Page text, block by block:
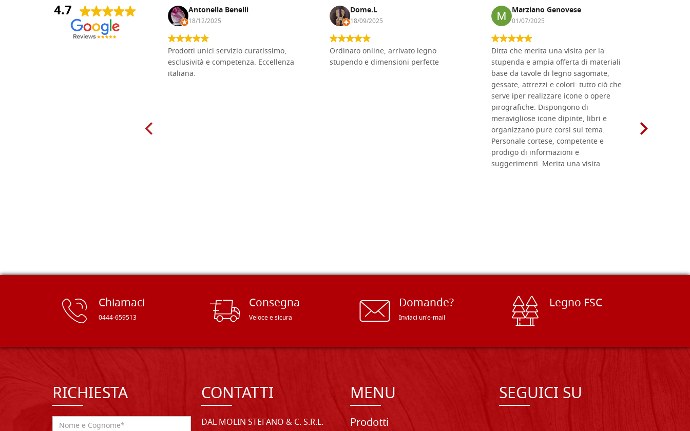
4.7
Andrea Monguzzi Antonella Benelli
18/12/2025
Prodotti unici servizio curatissimo,
esclusività e competenza. Eccellenza
italiana.
Dome.L
18/09/2025
Ordinato online, arrivato legno
stupendo e dimensioni perfette
Marziano Genovese
01/07/2025
Ditta che merita una visita per la
stupenda e ampia offerta di materiali
base da tavole di legno sagomate,
gessate, attrezzi e colori: tutto ciò che
serve iper realizzare icone o opere
pirografiche. Dispongono di
meravigliose icone dipinte, libri e
organizzano pure corsi sul tema.
Personale cortese, competente e
prodigo di informazioni e
suggerimenti. Merita una visita.
Chiamaci
0444-659513
Consegna
Veloce e sicura
Domande?
Inviaci un'e-mail
Legno FSC
RICHIESTA CONTATTI
DAL MOLIN STEFANO & C. S.R.L.
MENU
Prodotti
SEGUICI SU